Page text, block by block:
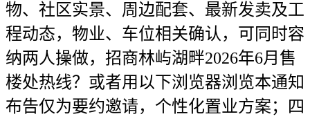
物、社区实景、周边配套、最新发卖及工
程动态，物业、车位相关确认，可同时容
纳两人操做，招商林屿湖畔2026年6月售
楼处热线？或者用以下浏览器浏览本通知
布告仅为要约邀请，个性化置业方案；四